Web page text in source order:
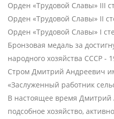
Орден «Трудовой Славы» III
Орден «Трудовой Славы» II
Орден «Трудовой Славы» I
Бронзовая медаль за
народного хозяйства СССР -
Стром Дмитрий Андреевич
«Заслуженный работник
В настоящее время Дмитрий
подсобное хозяйство,